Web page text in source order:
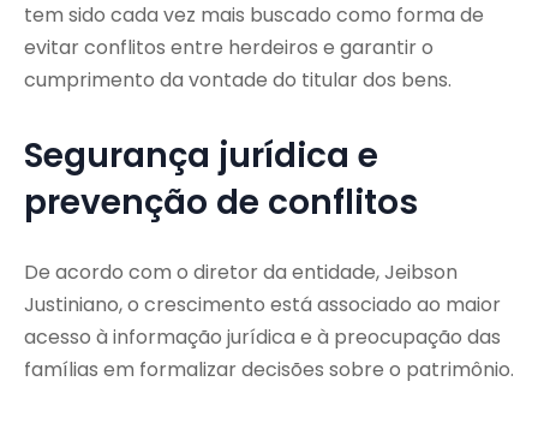
tem sido cada vez mais buscado como forma de
evitar conflitos entre herdeiros e garantir o
cumprimento da vontade do titular dos bens.
Segurança jurídica e
prevenção de conflitos
De acordo com o diretor da entidade, Jeibson
Justiniano, o crescimento está associado ao maior
acesso à informação jurídica e à preocupação das
famílias em formalizar decisões sobre o patrimônio.